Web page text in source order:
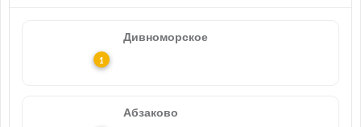
Дивноморское
Абзаково